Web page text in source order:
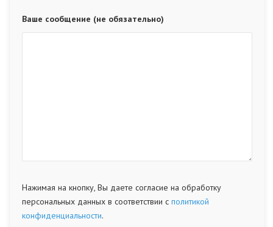
Ваше сообщение (не обязательно)
Нажимая на кнопку, Вы даете согласие на обработку
персональных данных в соответствии с политикой
конфиденциальности.